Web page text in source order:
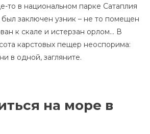
то в национальном парке Сатаплия
был заключен узник – не то помещен
к скале и истерзан орлом… В
карстовых пещер неоспорима:
в одной, загляните.
на море в